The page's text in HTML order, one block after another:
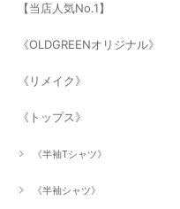
【当店人気No.1】
《OLDGREENオリジナル》
《リメイク》
《トップス》
《半袖Tシャツ》
《半袖シャツ》